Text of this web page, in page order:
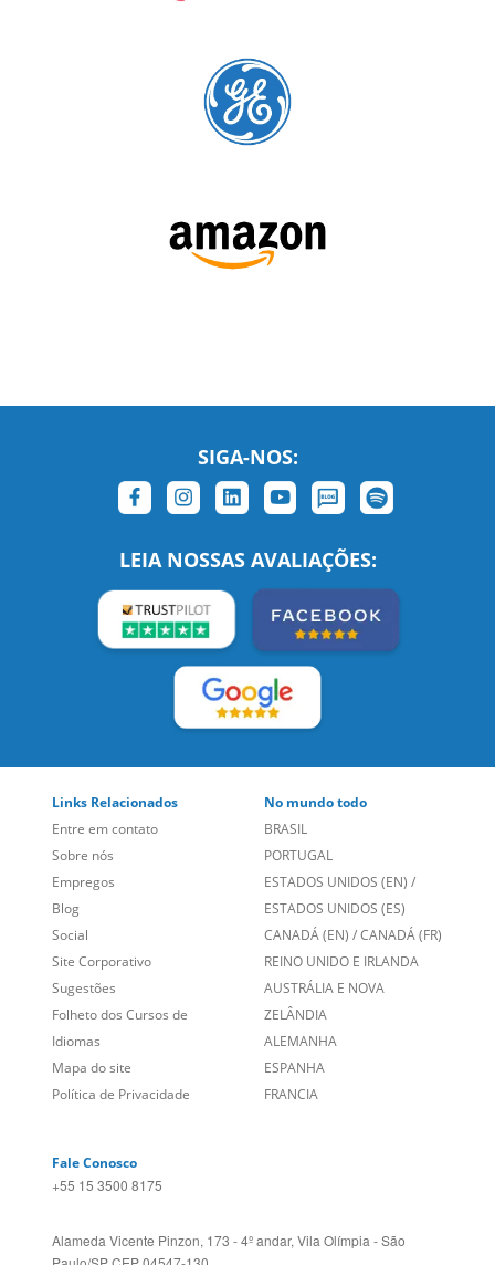
SIGA-NOS:
LEIA NOSSAS AVALIAÇÕES:
Links Relacionados
Entre em contato
Sobre nós
Empregos
Blog
Social
Site Corporativo
Sugestões
Mapa do site
No mundo todo
BRASIL
PORTUGAL
ESTADOS UNIDOS (EN)
ESTADOS UNIDOS (ES)
CANADÁ (EN)
REINO UNIDO E IRLANDA
AUSTRÁLIA E NOVA